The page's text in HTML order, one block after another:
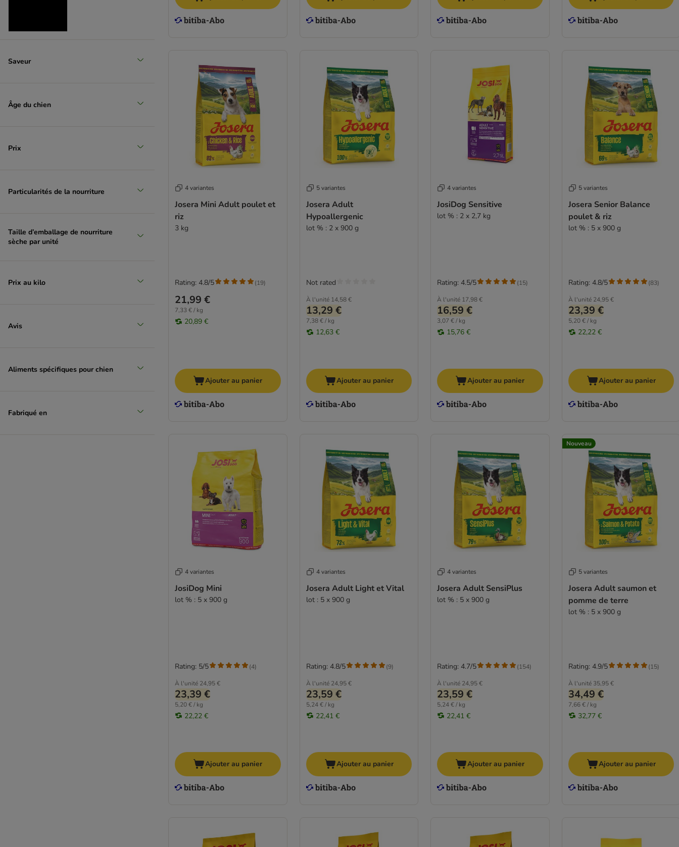
Opti Life
Rosie's Farm
Smølke
Yarrah Bio
Edgard & Cooper
Concept for Life Veterinary Diet
Royal Canin Veterinary
Saveur
Âge du chien
Prix
Particularités de la nourriture
Taille d’emballage de nourriture
sèche par unité
Prix au kilo
Avis
Aliments spécifiques pour chien
Fabriqué en
4 variantes
Josera Mini Adult poulet et
riz
3 kg
21,99 €
7,33 € / kg
20,89 €
Rating: 4.8/5 (19)
Ajouter au panier
5 variantes
Josera Adult
Hypoallergenic
lot % : 2 x 900 g
À l'unité 14,58 €
13,29 €
7,38 € / kg
12,63 €
Not rated
Ajouter au panier
4 variantes
JosiDog Sensitive
lot % : 2 x 2,7 kg
À l'unité 17,98 €
16,59 €
3,07 € / kg
15,76 €
Rating: 4.5/5 (15)
Ajouter au panier
5 variantes
Josera Senior Balance
poulet & riz
lot % : 5 x 900 g
À l'unité 24,95 €
23,39 €
5,20 € / kg
22,22 €
Rating: 4.8/5 (83)
Ajouter au panier
4 variantes
JosiDog Mini
lot % : 5 x 900 g
À l'unité 24,95 €
23,39 €
5,20 € / kg
22,22 €
Rating: 5/5 (4)
Ajouter au panier
4 variantes
Josera Adult Light et Vital
lot : 5 x 900 g
À l'unité 24,95 €
23,59 €
5,24 € / kg
22,41 €
Rating: 4.8/5 (9)
Ajouter au panier
4 variantes
Josera Adult SensiPlus
lot % : 5 x 900 g
À l'unité 24,95 €
23,59 €
5,24 € / kg
22,41 €
Rating: 4.7/5 (154)
Ajouter au panier
Nouveau
5 variantes
Josera Adult saumon et
pomme de terre
lot % : 5 x 900 g
À l'unité 35,95 €
34,49 €
7,66 € / kg
32,77 €
Rating: 4.9/5 (15)
Ajouter au panier